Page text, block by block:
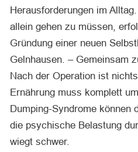
Herausforderungen im
allein gehen zu müssen,
Gründung einer neuen
Gelnhausen. – Gemeinsam
Nach der Operation ist
Ernährung muss komplett
Dumping-Syndrome können
die psychische Belastung
wiegt schwer.